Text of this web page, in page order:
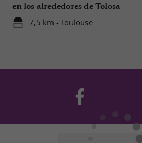
en los alrededores de Tolosa
7,5 km - Toulouse